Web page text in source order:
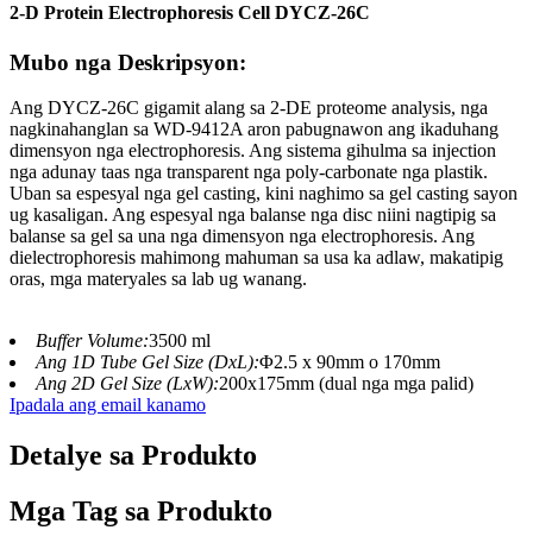
2-D Protein Electrophoresis Cell DYCZ-26C
Mubo nga Deskripsyon:
Ang DYCZ-26C gigamit alang sa 2-DE proteome analysis, nga
nagkinahanglan sa WD-9412A aron pabugnawon ang ikaduhang
dimensyon nga electrophoresis. Ang sistema gihulma sa injection
nga adunay taas nga transparent nga poly-carbonate nga plastik.
Uban sa espesyal nga gel casting, kini naghimo sa gel casting sayon ​​
ug kasaligan. Ang espesyal nga balanse nga disc niini nagtipig sa
balanse sa gel sa una nga dimensyon nga electrophoresis. Ang
dielectrophoresis mahimong mahuman sa usa ka adlaw, makatipig
oras, mga materyales sa lab ug wanang.
Buffer Volume:3500 ml
Ang 1D Tube Gel Size (DxL):Φ2.5 x 90mm o 170mm
Ang 2D Gel Size (LxW):200x175mm (dual nga mga palid)
Ipadala ang email kanamo
Detalye sa Produkto
Mga Tag sa Produkto